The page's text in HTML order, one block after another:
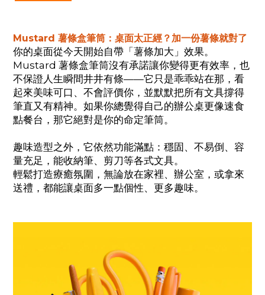
Mustard 薯條盒筆筒：桌面太正經？加一份薯條就對了
你的桌面從今天開始自帶「薯條加大」效果。
Mustard 薯條盒筆筒沒有承諾讓你變得更有效率，也
不保證人生瞬間井井有條——它只是乖乖站在那，看
起來美味可口、不會評價你，並默默把所有文具撐得
筆直又有精神。如果你總覺得自己的辦公桌更像速食
點餐台，那它絕對是你的命定筆筒。
趣味造型之外，它依然功能滿點：穩固、不易倒、容
量充足，能收納筆、剪刀等各式文具。
輕鬆打造療癒氛圍，無論放在家裡、辦公室，或拿來
送禮，都能讓桌面多一點個性、更多趣味。